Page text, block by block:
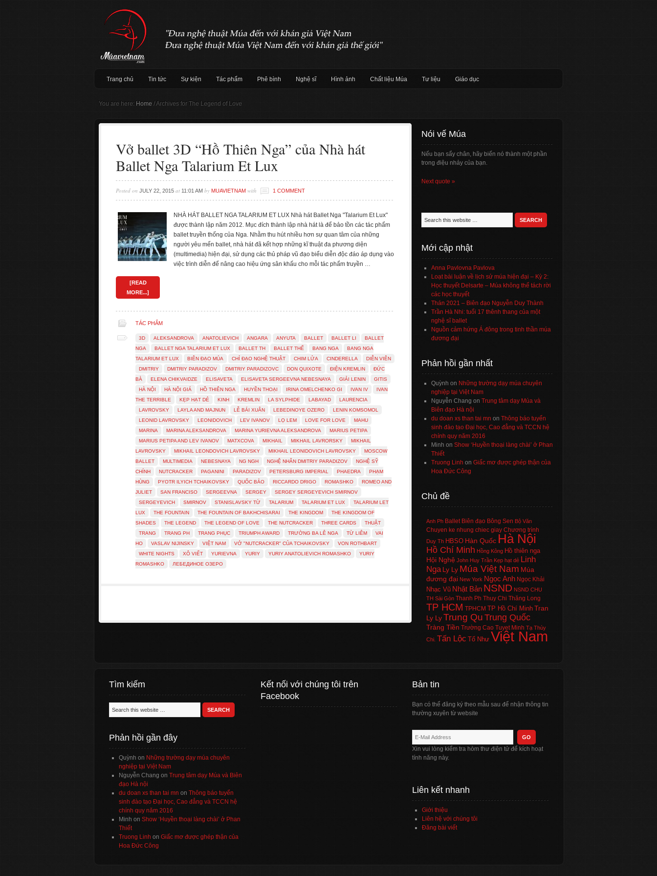
Trang chủ Tin tức Sự kiện Tác phẩm Phê bình Nghệ sĩ Hình ảnh Chất liệu Múa Tư liệu Giáo dục
You are here: Home /Archives for The Legend of Love
Vở ballet 3D “Hồ Thiên Nga” của Nhà hát
Ballet Nga Talarium Et Lux
Posted on JULY 22, 2015 at 11:01 AM by MUAVIETNAM with 1 COMMENT
NHÀ HÁT BALLET NGA TALARIUM ET LUX Nhà hát Ballet Nga "Talarium Et Lux"
được thành lập năm 2012. Mục đích thành lập nhà hát là để bảo tồn các tác phẩm
ballet truyền thống của Nga. Nhằm thu hút nhiều hơn sự quan tâm của những
người yêu mến ballet, nhà hát đã kết hợp những kĩ thuật đa phương diện
(multimedia) hiện đại, sử dụng các thủ pháp vũ đạo biểu diễn độc đáo áp dụng vào
việc trình diễn để nâng cao hiệu ứng sân khấu cho mỗi tác phẩm truyền …
[READ
MORE...]
TÁC PHẨM
3D ALEKSANDROVA ANATOLIEVICH ANGARA ANYUTA BALLET BALLET LI
BALLET
NGA
BALLET NGA TALARIUM ET LUX BALLET TH BALLET THẾ BANG NGA
BANG NGA
TALARIUM ET LUX
BIÊN ĐẠO MÚA CHỈ ĐẠO NGHỆ THUẬT CHIM LỬA CINDERELLA
DIỄN VIÊN
DMITRIY
DMITRIY PARADIZOV DMITRIY PARADIZOVC DON QUIXOTE ĐIỆN KREMLIN
ĐỨC
BÀ
ELENA CHIKVAIDZE ELISAVETA ELISAVETA SERGEEVNA NEBESNAYA GIẢI LENIN
GITIS
HÀ NỘI
HÀ NỘI GIÁ HỒ THIÊN NGA HUYỀN THOẠI IRINA OMELCHENKO GI IVAN IV
IVAN
THE TERRIBLE
KẸP HẠT DẺ KINH KREMLIN LA SYLPHIDE LABAYAD
LAURENCIA
LAVROVSKY
LAYLA AND MAJNUN LỄ BÁI XUÂN LEBEDINOYE OZERO
LENIN KOMSOMOL
LEONID LAVROVSKY
LEONIDOVICH LEV IVANOV LỌ LEM LOVE FOR LOVE
MAHU
MARINA
MARINA ALEKSANDROVA MARINA YURIEVNA ALEKSANDROVA
MARIUS PETIPA
MARIUS PETIPA AND LEV IVANOV
MATXCOVA MIKHAIL MIKHAIL LAVRORSKY
MIKHAIL
LAVROVSKY
MIKHAIL LEONDOVICH LAVROVSKY MIKHAIL LEONIDOVICH LAVROVSKY
MOSCOW
BALLET
MULTIMEDIA NEBESNAYA NG NGH NGHỆ NHÂN DMITRIY PARADIZOV
NGHỆ SỸ
CHÍNH
NUTCRACKER PAGANINI PARADIZOV PETERSBURG IMPERIAL PHAEDRA
PHẠM
HÙNG
PYOTR ILYICH TCHAIKOVSKY QUỐC BẢO RICCARDO DRIGO ROMASHKO
ROMEO AND
JULIET
SAN FRANCISO SERGEEVNA SERGEY
SERGEY SERGEYEVICH SMIRNOV
SERGEYEVICH
SMIRNOV STANISLAVSKY TỪ TALARIUM TALARIUM ET LUX
TALARIUM LET
LUX
THE FOUNTAIN THE FOUNTAIN OF BAKHCHISARAI THE KINGDOM
THE KINGDOM OF
SHADES
THE LEGEND THE LEGEND OF LOVE THE NUTCRACKER THREE CARDS
THUẬT
TRANG
TRANG PH TRANG PHỤC TRIUMPH AWARD TRƯỜNG BA LÊ NGA TỪ LIÊM
VAI
HO
VASLAV NIJINSKY VIỆT NAM VỞ "NUTCRACKER" CỦA TCHAIKOVSKY
VON ROTHBART
WHITE NIGHTS
XÔ VIẾT YURIEVNA YURIY YURIY ANATOLIEVICH ROMASHKO
YURIY
ROMASHKO
ЛЕБЕДИНОЕ ОЗЕРО
Nói vế Múa
Nếu bạn sẩy chân, hãy biến nó thành một phần
trong điệu nhảy của bạn.
Next quote »
Mới cập nhật
Anna Pavlovna Pavlova
Loạt bài luận về lịch sử múa hiện đại – Kỳ 2:
Học thuyết Delsarte – Múa không thể tách rời
các học thuyết
Thán 2021 – Biên đạo Nguyễn Duy Thành
Trần Hà Nhi: tuổi 17 thênh thang của một
nghệ sĩ ballet
Nguồn cảm hứng Á đông trong tinh thần múa
đương đại
Phản hồi gần nhất
Quỳnh on Những trường dạy múa chuyên
nghiệp tại Việt Nam
Nguyễn Chang on Trung tâm dạy Múa và
Biên đạo Hà nội
du doan xs than tai mn on Thông báo tuyển
sinh đào tạo Đại học, Cao đẳng và TCCN hệ
chính quy năm 2016
Minh on Show ‘Huyền thoại làng chài’ ở Phan
Thiết
Truong Linh on Giấc mơ được ghép thận của
Hoa Đức Công
Chủ đề
Anh Ph Ballet Biên đạo Bông Sen Bộ Văn
Chuyen ke nhung chiec giay Chương trình
Duy Th HBSO Hàn Quốc Hà Nội
Hồ Chí Minh Hồng Kông Hồ thiên nga
Hội Nghệ John Huy Trần Kẹp hạt dẻ Linh
Nga Ly Ly Múa Việt Nam Múa
đương đại New York Ngọc Anh Ngọc Khải
Nhạc Vũ Nhật Bản NSND NSND CHU
TH Sài Gòn Thanh Ph Thuy Chi Thăng Long
TP HCM TPHCM TP Hồ Chí Minh Tran
Ly LyTrung Qu Trung Quốc
Tràng Tiền Trường Cao Tuyet Minh Tạ Thùy
Chi. Tấn Lộc Tố Như Việt Nam
Tìm kiếm
Phản hồi gần đây
Quỳnh on Những trường dạy múa chuyên
nghiệp tại Việt Nam
Nguyễn Chang on Trung tâm dạy Múa và Biên
đạo Hà nội
du doan xs than tai mn on Thông báo tuyển
sinh đào tạo Đại học, Cao đẳng và TCCN hệ
chính quy năm 2016
Minh on Show ‘Huyền thoại làng chài’ ở Phan
Thiết
Truong Linh on Giấc mơ được ghép thận của
Hoa Đức Công
Kết nối với chúng tôi trên
Facebook
Bản tin
Bạn có thể đăng ký theo mẫu sau để nhận thông tin
thường xuyên từ website
Xin vui lòng kiểm tra hòm thư điện tử để kích hoạt
tính năng này.
Liên kết nhanh
Giới thiệu
Liên hệ với chúng tôi
Đăng bài viết